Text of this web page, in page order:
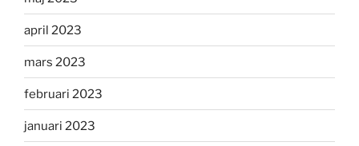
april 2023
mars 2023
februari 2023
januari 2023